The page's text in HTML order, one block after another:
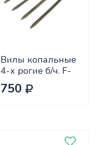
Вилы копальные
4-х рогие б/ч. F-
108 (рельсовая
сталь) кованные
750